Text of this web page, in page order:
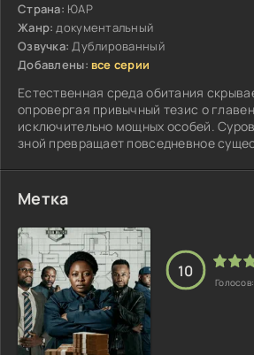
Страна: ЮАР
Жанр: документальный
Озвучка: Дублированный
Добавлены: все серии
Естественная среда обитания
опровергая привычный тезис о
исключительно мощных особей.
зной превращает повседневное
Метка
10
Голосов: